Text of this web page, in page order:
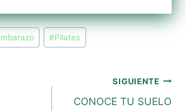
#Pilates
SIGUIENTE
CONOCE TU SUELO